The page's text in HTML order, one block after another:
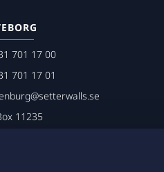
701 17 00
701 17 01
11235